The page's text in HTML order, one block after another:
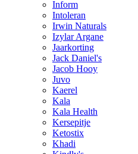
Inform
Intoleran
Irwin Naturals
Izylar Argane
Jaarkorting
Jack Daniel's
Jacob Hooy
Juvo
Kaerel
Kala
Kala Health
Kersepitje
Ketostix
Khadi